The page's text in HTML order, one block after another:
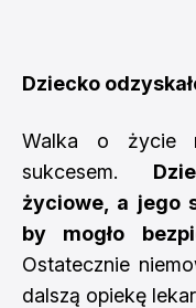
Dziecko
Walka o życie
sukcesem.
życiowe, a jego
by mogło
Ostatecznie
dalszą opiekę